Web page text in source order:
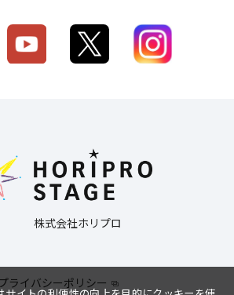
株式会社ホリプロ
プライバシーポリシー